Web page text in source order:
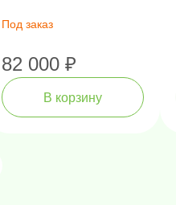
адаптерами
Под заказ
82 000 ₽
В корзину